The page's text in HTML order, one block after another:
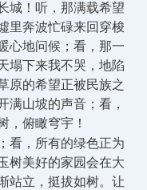
城！听，那满载希望
里奔波忙碌来回穿梭
心地问候；看，那一
塌下来我不哭，地陷
原的希望正被民族之
满山坡的声音；看，
，俯瞰穹宇！
看，所有的绿色正为
树美好的家园会在大
站立，挺拔如树。让